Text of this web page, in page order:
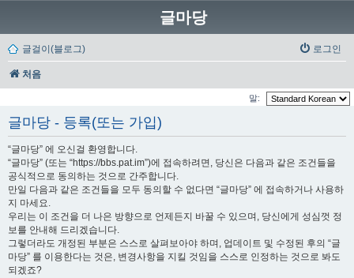
글마당
글걸이(블로그) 로그인
처음
말:
글마당 - 등록(또는 가입)
“글마당” 에 오신걸 환영합니다.
“글마당” (또는 “https://bbs.pat.im”)에 접속하려면, 당신은 다음과 같은 조건들을
공식적으로 동의하는 것으로 간주합니다.
만일 다음과 같은 조건들을 모두 동의할 수 없다면 “글마당” 에 접속하거나 사용하
지 마세요.
우리는 이 조건을 더 나은 방향으로 언제든지 바꿀 수 있으며, 당신에게 성심껏 정
보를 안내해 드리겠습니다.
그렇더라도 개정된 부분은 스스로 살펴보아야 하며, 업데이트 및 수정된 후의 “글
마당” 를 이용한다는 것은, 변경사항을 지킬 것임을 스스로 인정하는 것으로 봐도
되겠죠?